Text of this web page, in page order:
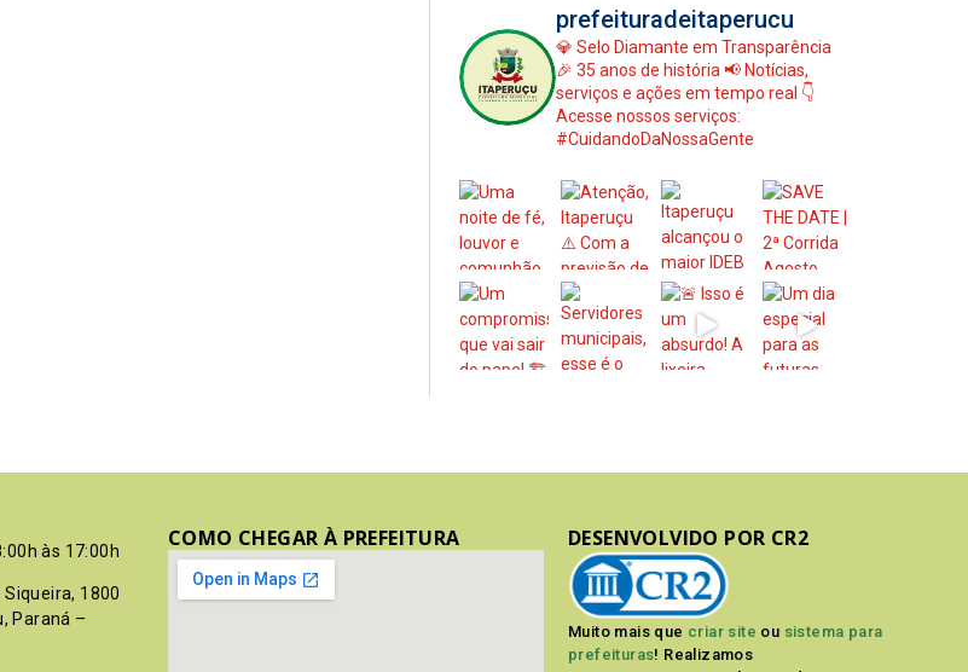
prefeituradeitaperucu
💎 Selo Diamante em Transparência
🎉 35 anos de história 📢 Notícias,
serviços e ações em tempo real 👇
Acesse nossos serviços:
#CuidandoDaNossaGente
às 17:00h
1800
Paraná –
COMO CHEGAR À PREFEITURA DESENVOLVIDO POR CR2
Muito mais que criar site ou sistema para
prefeituras! Realizamos